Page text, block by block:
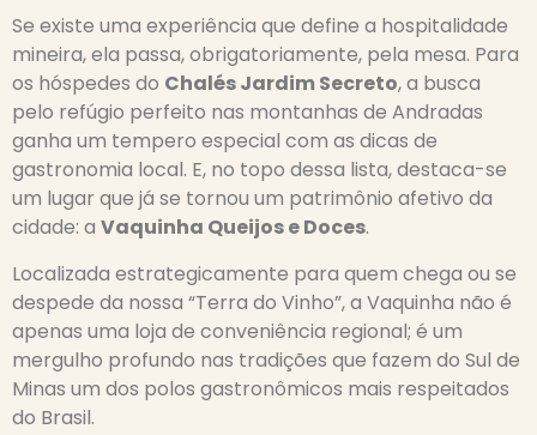
Se existe uma experiência que define a hospitalidade
mineira, ela passa, obrigatoriamente, pela mesa. Para
os hóspedes do Chalés Jardim Secreto, a busca
pelo refúgio perfeito nas montanhas de Andradas
ganha um tempero especial com as dicas de
gastronomia local. E, no topo dessa lista, destaca-se
um lugar que já se tornou um patrimônio afetivo da
cidade: a Vaquinha Queijos e Doces.
Localizada estrategicamente para quem chega ou se
despede da nossa “Terra do Vinho”, a Vaquinha não é
apenas uma loja de conveniência regional; é um
mergulho profundo nas tradições que fazem do Sul de
Minas um dos polos gastronômicos mais respeitados
do Brasil.